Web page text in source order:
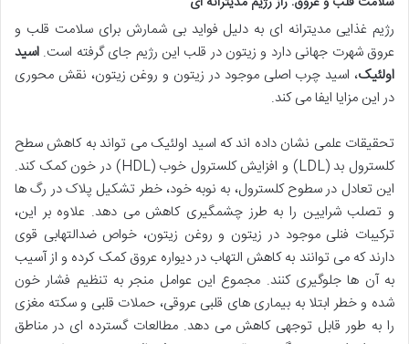
رژیم غذایی مدیترانه ای به دلیل فواید بی شمارش برای سلامت قلب و
عروق شهرت جهانی دارد و زیتون در قلب این رژیم جای گرفته است. اسید
اولئیک، اسید چرب اصلی موجود در زیتون و روغن زیتون، نقش محوری
در این مزایا ایفا می کند.
تحقیقات علمی نشان داده اند که اسید اولئیک می تواند به کاهش سطح
کلسترول بد (LDL) و افزایش کلسترول خوب (HDL) در خون کمک کند.
این تعادل در سطوح کلسترول، به نوبه خود، خطر تشکیل پلاک در رگ ها
و تصلب شرایین را به طرز چشمگیری کاهش می دهد. علاوه بر این،
ترکیبات فنلی موجود در زیتون و روغن زیتون، خواص ضدالتهابی قوی
دارند که می توانند به کاهش التهاب در دیواره عروق کمک کرده و از آسیب
به آن ها جلوگیری کنند. مجموع این عوامل منجر به تنظیم فشار خون
شده و خطر ابتلا به بیماری های قلبی عروقی، حملات قلبی و سکته مغزی
را به طور قابل توجهی کاهش می دهد. مطالعات گسترده ای در مناطق